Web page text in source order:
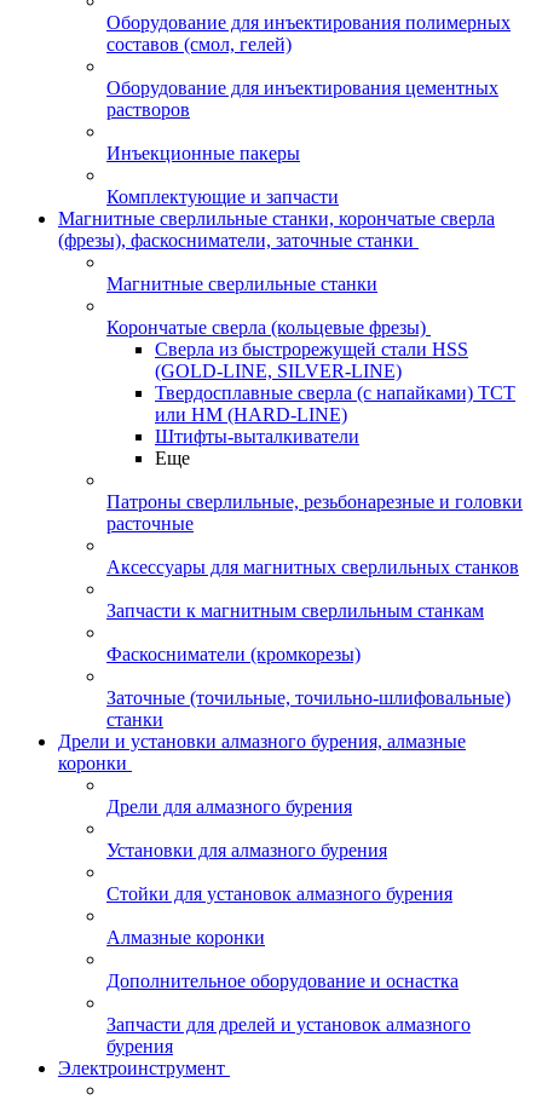
Оборудование для инъектирования полимерных
составов (смол, гелей)
Оборудование для инъектирования цементных
растворов
Инъекционные пакеры
Комплектующие и запчасти
Магнитные сверлильные станки, корончатые сверла
(фрезы), фаскосниматели, заточные станки
Магнитные сверлильные станки
Корончатые сверла (кольцевые фрезы)
Сверла из быстрорежущей стали HSS
(GOLD-LINE, SILVER-LINE)
Твердосплавные сверла (с напайками) ТСТ
или HM (HARD-LINE)
Штифты-выталкиватели
Еще
Патроны сверлильные, резьбонарезные и головки
расточные
Аксессуары для магнитных сверлильных станков
Запчасти к магнитным сверлильным станкам
Фаскосниматели (кромкорезы)
Заточные (точильные, точильно-шлифовальные)
станки
Дрели и установки алмазного бурения, алмазные
коронки
Дрели для алмазного бурения
Установки для алмазного бурения
Стойки для установок алмазного бурения
Алмазные коронки
Дополнительное оборудование и оснастка
Запчасти для дрелей и установок алмазного
бурения
Электроинструмент